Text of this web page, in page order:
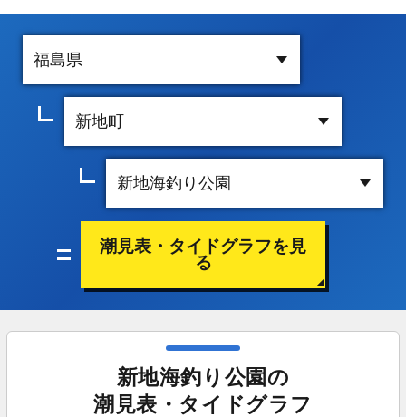
潮見表・タイドグラフを見
る
新地海釣り公園の
潮見表・タイドグラフ